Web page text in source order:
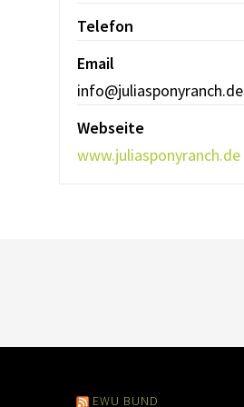
Telefon
Email
info@juliasponyranch.de
Webseite
www.juliasponyranch.de
EWU BUND